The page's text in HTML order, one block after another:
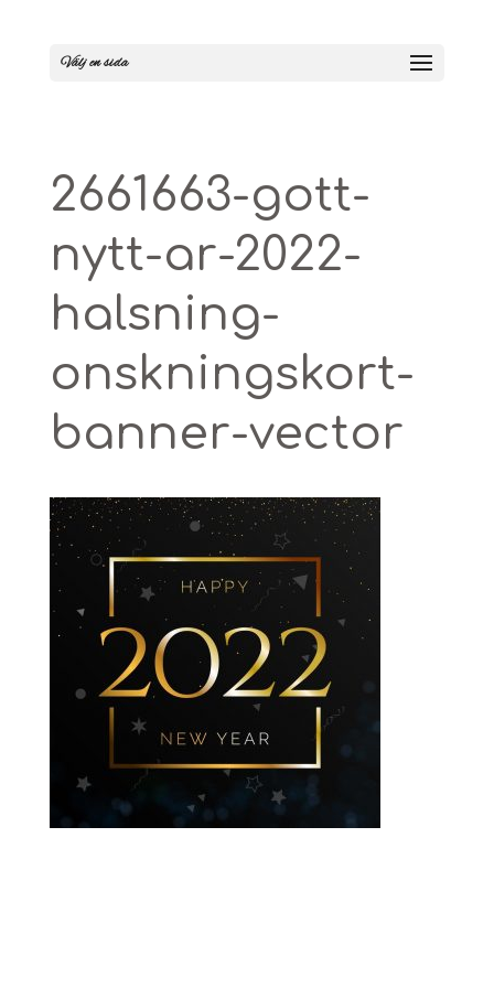
Välj en sida
2661663-gott-
nytt-ar-2022-
halsning-
onskningskort-
banner-vector